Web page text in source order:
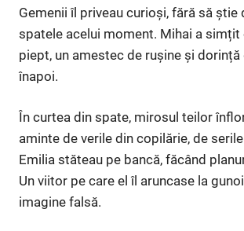
Gemenii îl priveau curioși, fără să știe
spatele acelui moment. Mihai a simțit
piept, un amestec de rușine și
înapoi.
În curtea din spate, mirosul teilor
aminte de verile din copilărie, de
Emilia stăteau pe bancă, făcând
Un viitor pe care el îl aruncase la
imagine falsă.